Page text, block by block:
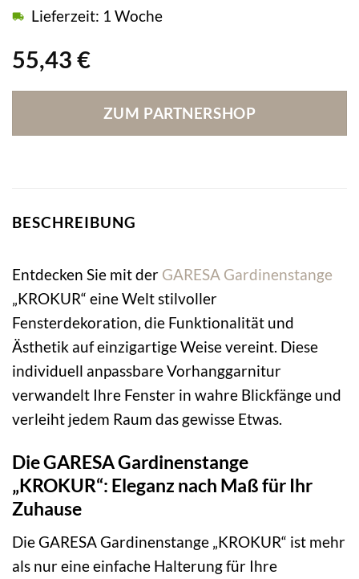
55,43 €
Lieferzeit: 1 Woche
ZUM PARTNERSHOP
BESCHREIBUNG
Entdecken Sie mit der GARESA Gardinenstange
„KROKUR“ eine Welt stilvoller
Fensterdekoration, die Funktionalität und
Ästhetik auf einzigartige Weise vereint. Diese
individuell anpassbare Vorhanggarnitur
verwandelt Ihre Fenster in wahre Blickfänge und
verleiht jedem Raum das gewisse Etwas.
Die GARESA Gardinenstange
„KROKUR“: Eleganz nach Maß für Ihr
Zuhause
Die GARESA Gardinenstange „KROKUR“ ist mehr
als nur eine einfache Halterung für Ihre